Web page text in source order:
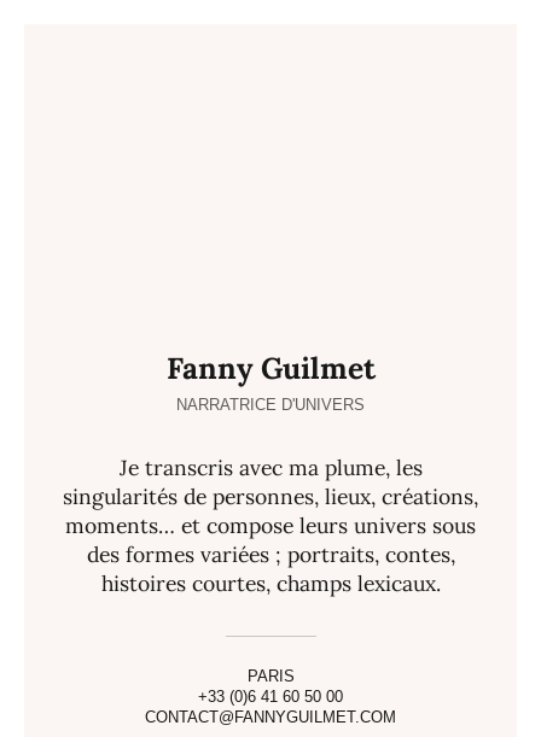
Fanny Guilmet
NARRATRICE D'UNIVERS
Je transcris avec ma plume, les
singularités de personnes, lieux, créations,
moments… et compose leurs univers sous
des formes variées ; portraits, contes,
histoires courtes, champs lexicaux.
PARIS
+33 (0)6 41 60 50 00
CONTACT@FANNYGUILMET.COM